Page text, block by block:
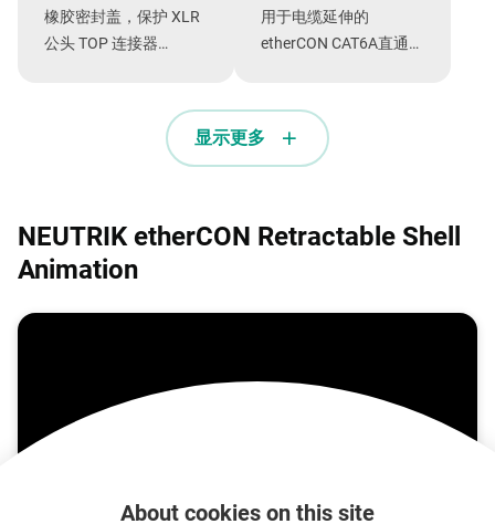
橡胶密封盖，保护 XLR
公头 TOP 连接器
接器 NE8MX-TOP，防
止灰尘和水进入，防护
用于电缆延伸的
etherCON CAT6A直通耦
显示更多
NEUTRIK etherCON Retractable Shell
Animation
About cookies on this site